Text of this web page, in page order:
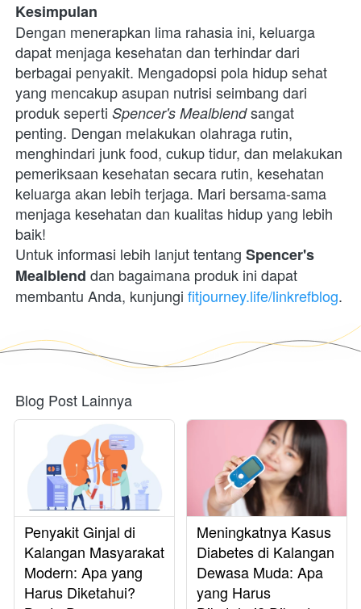
Kesimpulan
Dengan menerapkan lima rahasia ini, keluarga
dapat menjaga kesehatan dan terhindar dari
berbagai penyakit. Mengadopsi pola hidup sehat
yang mencakup asupan nutrisi seimbang dari
produk seperti Spencer's Mealblend sangat
penting. Dengan melakukan olahraga rutin,
menghindari junk food, cukup tidur, dan melakukan
pemeriksaan kesehatan secara rutin, kesehatan
keluarga akan lebih terjaga. Mari bersama-sama
menjaga kesehatan dan kualitas hidup yang lebih
baik!
Untuk informasi lebih lanjut tentang Spencer's
Mealblend dan bagaimana produk ini dapat
membantu Anda, kunjungi fitjourney.life/linkrefblog.
Blog Post Lainnya
Penyakit Ginjal di
Kalangan Masyarakat
Modern: Apa yang
Harus Diketahui?
Meningkatnya Kasus
Diabetes di Kalangan
Dewasa Muda: Apa
yang Harus